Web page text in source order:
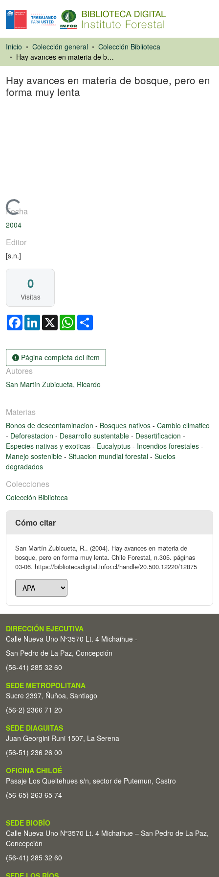
Inicio Colección general
Colección Biblioteca
Hay avances en materia de bosque, pero en forma muy lenta
Hay avances en materia de bosque, pero en
forma muy lenta
Cargando...
Fecha
2004
Editor
[s.n.]
0
Visitas
FacebookLinkedIn
X WhatsApp
Página completa del ítem
Autores
San Martín Zubicueta, Ricardo
Materias
Bonos de descontaminacion - Bosques nativos - Cambio climatico
- Deforestacion - Desarrollo sustentable - Desertificacion -
Especies nativas y exoticas - Eucalyptus - Incendios forestales -
Manejo sostenible - Situacion mundial forestal - Suelos
degradados
Colecciones
Colección Biblioteca
Cómo citar
San Martín Zubicueta, R.. (2004). Hay avances en materia de
bosque, pero en forma muy lenta. Chile Forestal, n.305. páginas
03-06. https://bibliotecadigital.infor.cl/handle/20.500.12220/12875
DIRECCIÓN EJECUTIVA
Calle Nueva Uno N°3570 Lt. 4 Michaihue -
San Pedro de La Paz, Concepción
(56-41) 285 32 60
SEDE METROPOLITANA
Sucre 2397, Ñuñoa, Santiago
(56-2) 2366 71 20
SEDE DIAGUITAS
Juan Georgini Runi 1507, La Serena
(56-51) 236 26 00
OFICINA CHILOÉ
Pasaje Los Queltehues s/n, sector de Putemun, Castro
(56-65) 263 65 74
SEDE BIOBÍO
Calle Nueva Uno N°3570 Lt. 4 Michaihue – San Pedro de La Paz,
Concepción
(56-41) 285 32 60